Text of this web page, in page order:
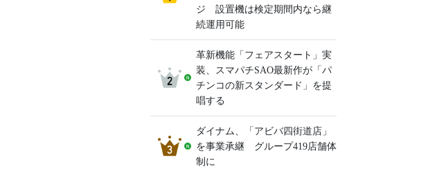
ジ 設置機は検定期間内なら継
続運用可能
革新機能「フェアスタート」実
装、スマパチSAO最新作が「パ
チンコの新スタンダード」を提
唱する
ダイナム、「アビバ四街道店」
を事業承継 グループ419店舗体
制に